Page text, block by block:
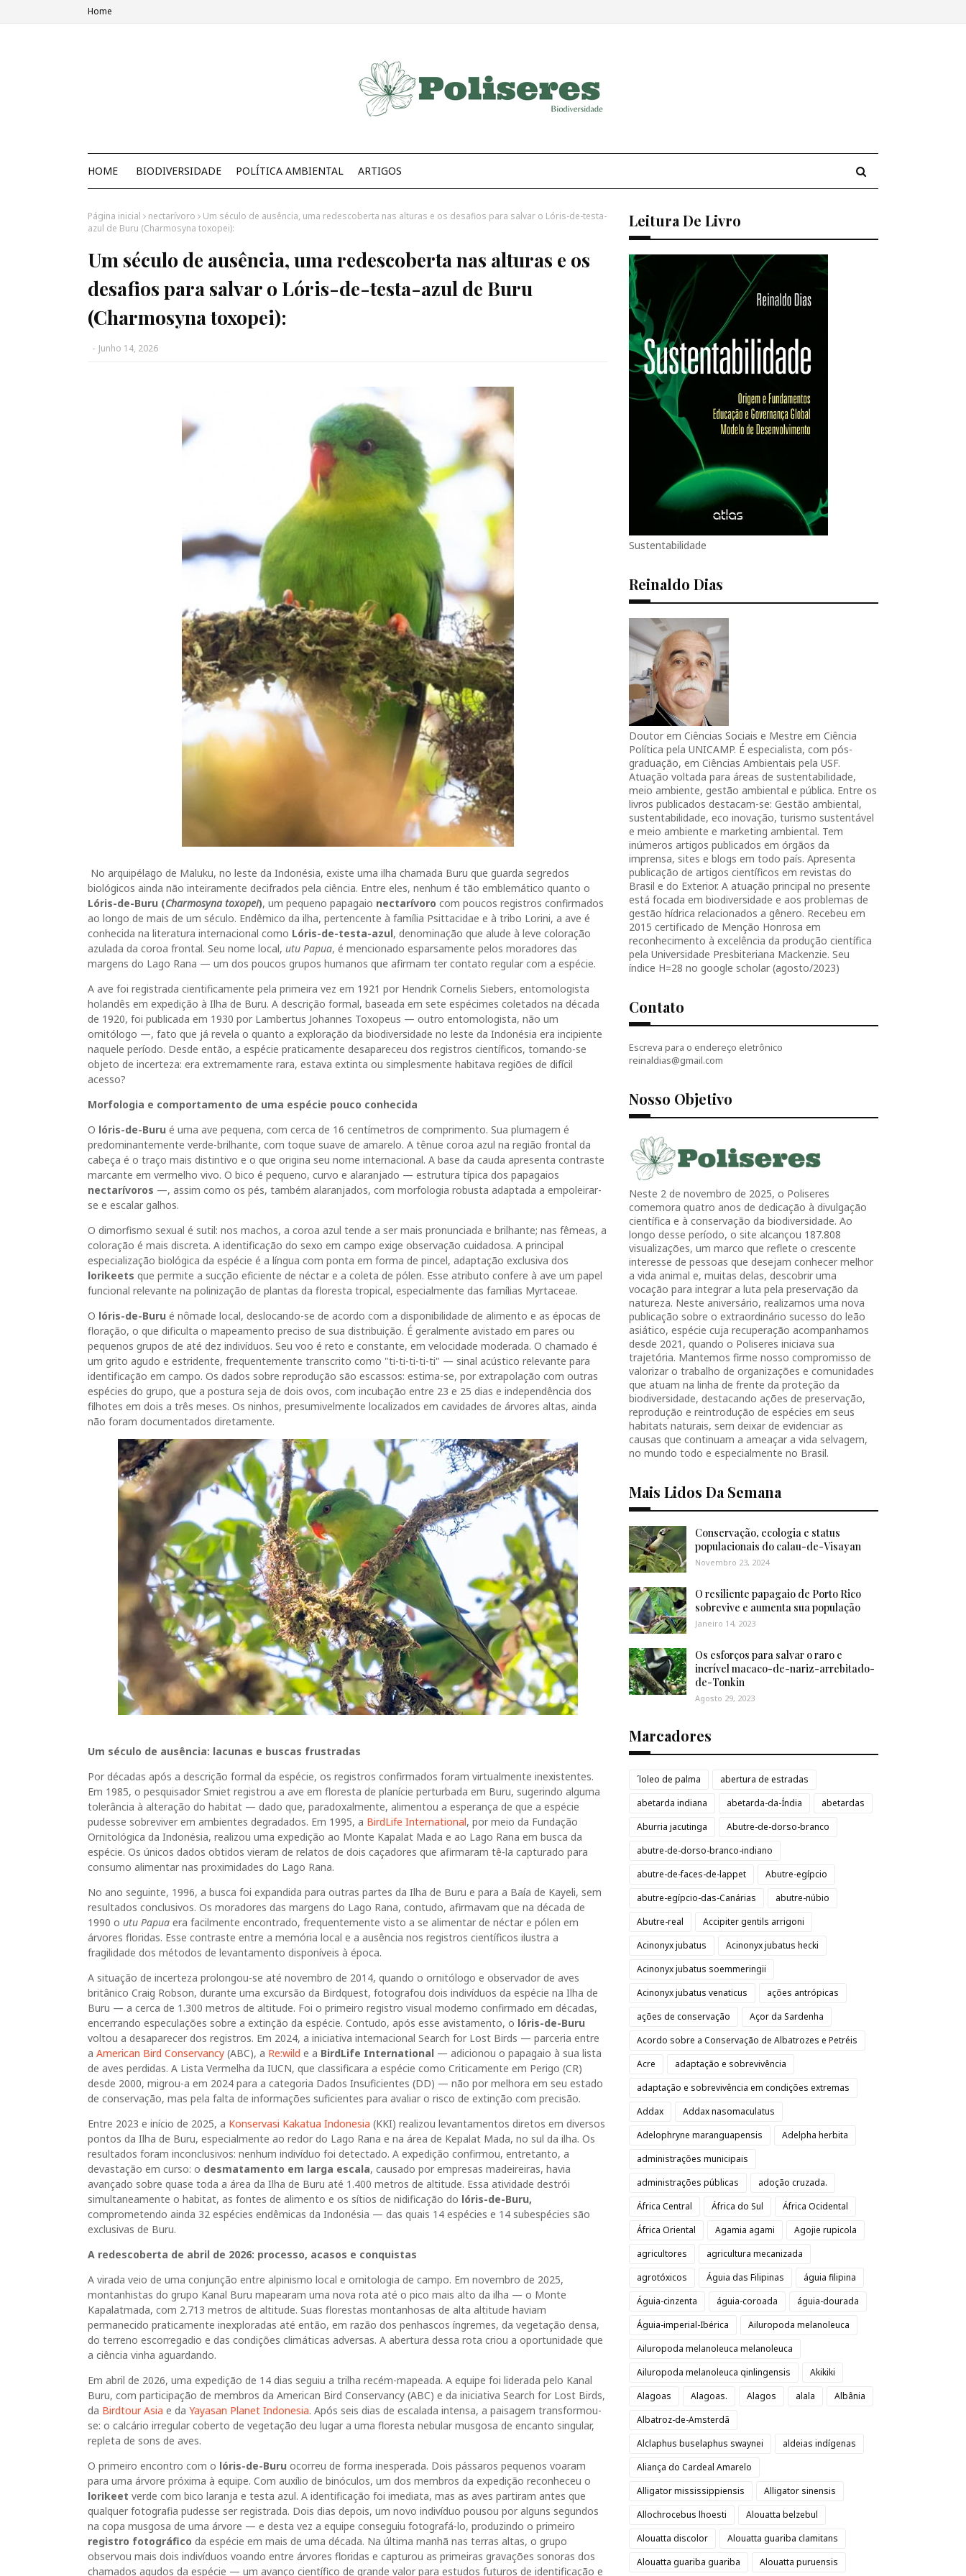
Home
HOME BIODIVERSIDADE POLÍTICA AMBIENTAL ARTIGOS
Página inicial nectarívoro
Um século de ausência, uma redescoberta nas alturas e os desafios para salvar o Lóris-de-testa-
azul de Buru (Charmosyna toxopei):
Um século de ausência, uma redescoberta nas alturas e os
desafios para salvar o Lóris-de-testa-azul de Buru
(Charmosyna toxopei):
- Junho 14, 2026
No arquipélago de Maluku, no leste da Indonésia, existe uma ilha chamada Buru que guarda segredos
biológicos ainda não inteiramente decifrados pela ciência. Entre eles, nenhum é tão emblemático quanto o
Lóris-de-Buru (Charmosyna toxopei), um pequeno papagaio nectarívoro com poucos registros confirmados
ao longo de mais de um século. Endêmico da ilha, pertencente à família Psittacidae e à tribo Lorini, a ave é
conhecida na literatura internacional como Lóris-de-testa-azul, denominação que alude à leve coloração
azulada da coroa frontal. Seu nome local, utu Papua, é mencionado esparsamente pelos moradores das
margens do Lago Rana — um dos poucos grupos humanos que afirmam ter contato regular com a espécie.
A ave foi registrada cientificamente pela primeira vez em 1921 por Hendrik Cornelis Siebers, entomologista
holandês em expedição à Ilha de Buru. A descrição formal, baseada em sete espécimes coletados na década
de 1920, foi publicada em 1930 por Lambertus Johannes Toxopeus — outro entomologista, não um
ornitólogo —, fato que já revela o quanto a exploração da biodiversidade no leste da Indonésia era incipiente
naquele período. Desde então, a espécie praticamente desapareceu dos registros científicos, tornando-se
objeto de incerteza: era extremamente rara, estava extinta ou simplesmente habitava regiões de difícil
acesso?
Morfologia e comportamento de uma espécie pouco conhecida
O lóris-de-Buru é uma ave pequena, com cerca de 16 centímetros de comprimento. Sua plumagem é
predominantemente verde-brilhante, com toque suave de amarelo. A tênue coroa azul na região frontal da
cabeça é o traço mais distintivo e o que origina seu nome internacional. A base da cauda apresenta contraste
marcante em vermelho vivo. O bico é pequeno, curvo e alaranjado — estrutura típica dos papagaios
nectarívoros —, assim como os pés, também alaranjados, com morfologia robusta adaptada a empoleirar-
se e escalar galhos.
O dimorfismo sexual é sutil: nos machos, a coroa azul tende a ser mais pronunciada e brilhante; nas fêmeas, a
coloração é mais discreta. A identificação do sexo em campo exige observação cuidadosa. A principal
especialização biológica da espécie é a língua com ponta em forma de pincel, adaptação exclusiva dos
lorikeets que permite a sucção eficiente de néctar e a coleta de pólen. Esse atributo confere à ave um papel
funcional relevante na polinização de plantas da floresta tropical, especialmente das famílias Myrtaceae.
O lóris-de-Buru é nômade local, deslocando-se de acordo com a disponibilidade de alimento e as épocas de
floração, o que dificulta o mapeamento preciso de sua distribuição. É geralmente avistado em pares ou
pequenos grupos de até dez indivíduos. Seu voo é reto e constante, em velocidade moderada. O chamado é
um grito agudo e estridente, frequentemente transcrito como "ti-ti-ti-ti-ti" — sinal acústico relevante para
identificação em campo. Os dados sobre reprodução são escassos: estima-se, por extrapolação com outras
espécies do grupo, que a postura seja de dois ovos, com incubação entre 23 e 25 dias e independência dos
filhotes em dois a três meses. Os ninhos, presumivelmente localizados em cavidades de árvores altas, ainda
não foram documentados diretamente.
Um século de ausência: lacunas e buscas frustradas
Por décadas após a descrição formal da espécie, os registros confirmados foram virtualmente inexistentes.
Em 1985, o pesquisador Smiet registrou a ave em floresta de planície perturbada em Buru, sugerindo alguma
tolerância à alteração do habitat — dado que, paradoxalmente, alimentou a esperança de que a espécie
pudesse sobreviver em ambientes degradados. Em 1995, a BirdLife International, por meio da Fundação
Ornitológica da Indonésia, realizou uma expedição ao Monte Kapalat Mada e ao Lago Rana em busca da
espécie. Os únicos dados obtidos vieram de relatos de dois caçadores que afirmaram tê-la capturado para
consumo alimentar nas proximidades do Lago Rana.
No ano seguinte, 1996, a busca foi expandida para outras partes da Ilha de Buru e para a Baía de Kayeli, sem
resultados conclusivos. Os moradores das margens do Lago Rana, contudo, afirmavam que na década de
1990 o utu Papua era facilmente encontrado, frequentemente visto a se alimentar de néctar e pólen em
árvores floridas. Esse contraste entre a memória local e a ausência nos registros científicos ilustra a
fragilidade dos métodos de levantamento disponíveis à época.
A situação de incerteza prolongou-se até novembro de 2014, quando o ornitólogo e observador de aves
britânico Craig Robson, durante uma excursão da Birdquest, fotografou dois indivíduos da espécie na Ilha de
Buru — a cerca de 1.300 metros de altitude. Foi o primeiro registro visual moderno confirmado em décadas,
encerrando especulações sobre a extinção da espécie. Contudo, após esse avistamento, o lóris-de-Buru
voltou a desaparecer dos registros. Em 2024, a iniciativa internacional Search for Lost Birds — parceria entre
a American Bird Conservancy (ABC), a Re:wild e a BirdLife International — adicionou o papagaio à sua lista
de aves perdidas. A Lista Vermelha da IUCN, que classificara a espécie como Criticamente em Perigo (CR)
desde 2000, migrou-a em 2024 para a categoria Dados Insuficientes (DD) — não por melhora em seu estado
de conservação, mas pela falta de informações suficientes para avaliar o risco de extinção com precisão.
Entre 2023 e início de 2025, a Konservasi Kakatua Indonesia (KKI) realizou levantamentos diretos em diversos
pontos da Ilha de Buru, especialmente ao redor do Lago Rana e na área de Kepalat Mada, no sul da ilha. Os
resultados foram inconclusivos: nenhum indivíduo foi detectado. A expedição confirmou, entretanto, a
devastação em curso: o desmatamento em larga escala, causado por empresas madeireiras, havia
avançado sobre quase toda a área da Ilha de Buru até 1.400 metros de altitude. Essa atividade destrói
simultaneamente o habitat, as fontes de alimento e os sítios de nidificação do lóris-de-Buru,
comprometendo ainda 32 espécies endêmicas da Indonésia — das quais 14 espécies e 14 subespécies são
exclusivas de Buru.
A redescoberta de abril de 2026: processo, acasos e conquistas
A virada veio de uma conjunção entre alpinismo local e ornitologia de campo. Em novembro de 2025,
montanhistas do grupo Kanal Buru mapearam uma nova rota até o pico mais alto da ilha — o Monte
Kapalatmada, com 2.713 metros de altitude. Suas florestas montanhosas de alta altitude haviam
permanecido praticamente inexploradas até então, em razão dos penhascos íngremes, da vegetação densa,
do terreno escorregadio e das condições climáticas adversas. A abertura dessa rota criou a oportunidade que
a ciência vinha aguardando.
Em abril de 2026, uma expedição de 14 dias seguiu a trilha recém-mapeada. A equipe foi liderada pelo Kanal
Buru, com participação de membros da American Bird Conservancy (ABC) e da iniciativa Search for Lost Birds,
da Birdtour Asia e da Yayasan Planet Indonesia. Após seis dias de escalada intensa, a paisagem transformou-
se: o calcário irregular coberto de vegetação deu lugar a uma floresta nebular musgosa de encanto singular,
repleta de sons de aves.
O primeiro encontro com o lóris-de-Buru ocorreu de forma inesperada. Dois pássaros pequenos voaram
para uma árvore próxima à equipe. Com auxílio de binóculos, um dos membros da expedição reconheceu o
lorikeet verde com bico laranja e testa azul. A identificação foi imediata, mas as aves partiram antes que
qualquer fotografia pudesse ser registrada. Dois dias depois, um novo indivíduo pousou por alguns segundos
na copa musgosa de uma árvore — e desta vez a equipe conseguiu fotografá-lo, produzindo o primeiro
registro fotográfico da espécie em mais de uma década. Na última manhã nas terras altas, o grupo
observou mais dois indivíduos voando entre árvores floridas e capturou as primeiras gravações sonoras dos
chamados agudos da espécie — um avanço científico de grande valor para estudos futuros de identificação e
Leitura De Livro
Sustentabilidade
Reinaldo Dias
Doutor em Ciências Sociais e Mestre em Ciência
Política pela UNICAMP. É especialista, com pós-
graduação, em Ciências Ambientais pela USF.
Atuação voltada para áreas de sustentabilidade,
meio ambiente, gestão ambiental e pública. Entre os
livros publicados destacam-se: Gestão ambiental,
sustentabilidade, eco inovação, turismo sustentável
e meio ambiente e marketing ambiental. Tem
inúmeros artigos publicados em órgãos da
imprensa, sites e blogs em todo país. Apresenta
publicação de artigos científicos em revistas do
Brasil e do Exterior. A atuação principal no presente
está focada em biodiversidade e aos problemas de
gestão hídrica relacionados a gênero. Recebeu em
2015 certificado de Menção Honrosa em
reconhecimento à excelência da produção científica
pela Universidade Presbiteriana Mackenzie. Seu
índice H=28 no google scholar (agosto/2023)
Contato
Escreva para o endereço eletrônico
reinaldias@gmail.com
Nosso Objetivo
Neste 2 de novembro de 2025, o Poliseres
comemora quatro anos de dedicação à divulgação
científica e à conservação da biodiversidade. Ao
longo desse período, o site alcançou 187.808
visualizações, um marco que reflete o crescente
interesse de pessoas que desejam conhecer melhor
a vida animal e, muitas delas, descobrir uma
vocação para integrar a luta pela preservação da
natureza. Neste aniversário, realizamos uma nova
publicação sobre o extraordinário sucesso do leão
asiático, espécie cuja recuperação acompanhamos
desde 2021, quando o Poliseres iniciava sua
trajetória. Mantemos firme nosso compromisso de
valorizar o trabalho de organizações e comunidades
que atuam na linha de frente da proteção da
biodiversidade, destacando ações de preservação,
reprodução e reintrodução de espécies em seus
habitats naturais, sem deixar de evidenciar as
causas que continuam a ameaçar a vida selvagem,
no mundo todo e especialmente no Brasil.
Mais Lidos Da Semana
Conservação, ecologia e status
populacionais do calau-de-Visayan
Novembro 23, 2024
O resiliente papagaio de Porto Rico
sobrevive e aumenta sua população
Janeiro 14, 2023
Os esforços para salvar o raro e
incrível macaco-de-nariz-arrebitado-
de-Tonkin
Agosto 29, 2023
Marcadores
´loleo de palma
abertura de estradas
abetarda indiana
abetarda-da-Índia
abetardas
Aburria jacutinga
Abutre-de-dorso-branco
abutre-de-dorso-branco-indiano
abutre-de-faces-de-lappet
Abutre-egípcio
abutre-egípcio-das-Canárias
abutre-núbio
Abutre-real
Accipiter gentils arrigoni
Acinonyx jubatus
Acinonyx jubatus hecki
Acinonyx jubatus soemmeringii
Acinonyx jubatus venaticus
ações antrópicas
ações de conservação
Açor da Sardenha
Acordo sobre a Conservação de Albatrozes e Petréis
Acre
adaptação e sobrevivência
adaptação e sobrevivência em condições extremas
Addax
Addax nasomaculatus
Adelophryne maranguapensis
Adelpha herbita
administrações municipais
administrações públicas
adoção cruzada.
África Central
África do Sul
África Ocidental
África Oriental
Agamia agami
Agojie rupicola
agricultores
agricultura mecanizada
agrotóxicos
Águia das Filipinas
águia filipina
Águia-cinzenta
águia-coroada
águia-dourada
Águia-imperial-Ibérica
Ailuropoda melanoleuca
Ailuropoda melanoleuca melanoleuca
Ailuropoda melanoleuca qinlingensis
Akikiki
Alagoas
Alagoas. Alagos alala
Albânia
Albatroz-de-Amsterdã
Alclaphus buselaphus swaynei
aldeias indígenas
Aliança do Cardeal Amarelo
Alligator mississippiensis
Alligator sinensis
Allochrocebus lhoesti
Alouatta belzebul
Alouatta discolor
Alouatta guariba clamitans
Alouatta guariba guariba
Alouatta puruensis